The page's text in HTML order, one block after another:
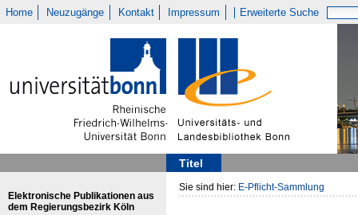
Home Neuzugänge Kontakt Impressum Erweiterte Suche
Titel
Elektronische Publikationen aus
dem Regierungsbezirk Köln
Sie sind hier: E-Pflicht-Sammlung